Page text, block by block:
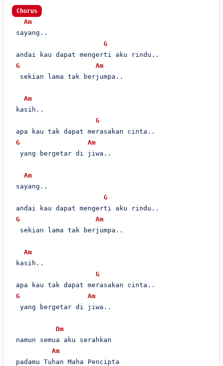
Chorus
Am
sayang..
G
andai kau dapat mengerti aku rindu..
G
Am
  sekian lama tak berjumpa..
Am
kasih..
G
apa kau tak dapat merasakan cinta..
G
Am
  yang bergetar di jiwa..
Am
sayang..
G
andai kau dapat mengerti aku rindu..
G
Am
  sekian lama tak berjumpa..
Am
kasih..
G
apa kau tak dapat merasakan cinta..
G
Am
  yang bergetar di jiwa..
Dm
namun semua aku serahkan
Am
padamu Tuhan Maha Pencipta